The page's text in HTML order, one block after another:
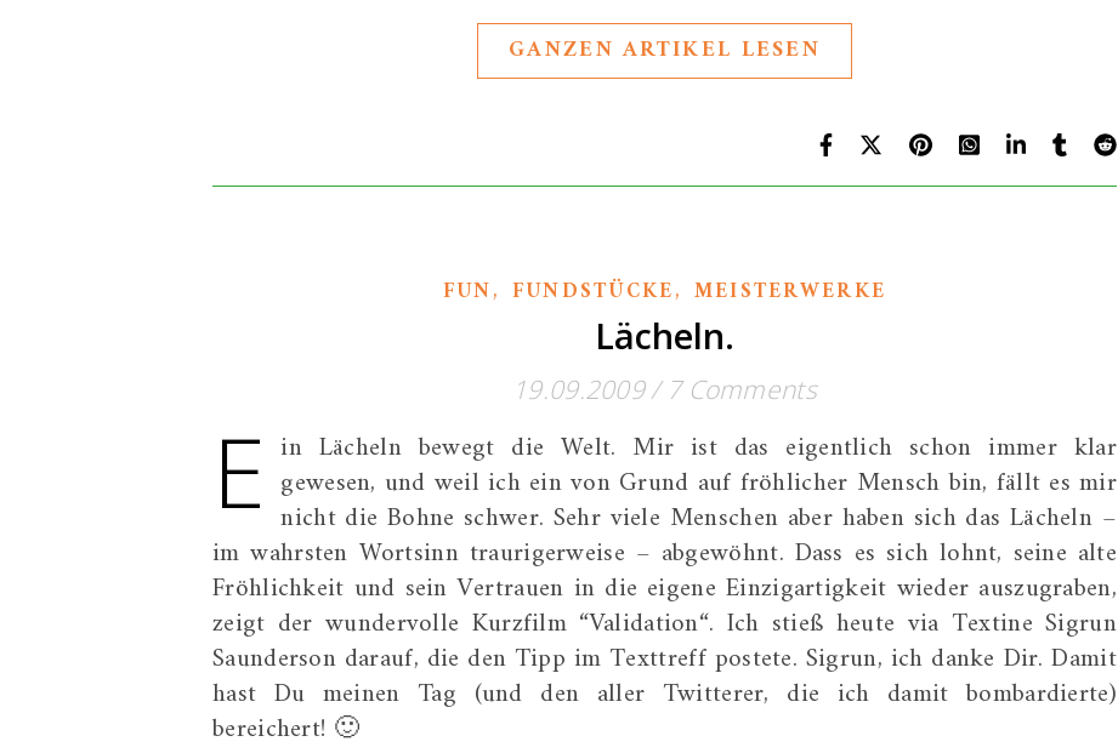
GANZEN ARTIKEL LESEN
FUN, FUNDSTÜCKE, MEISTERWERKE
Lächeln.
19.09.2009/ 7 Comments
E in Lächeln bewegt die Welt. Mir ist das eigentlich schon immer klar
gewesen, und weil ich ein von Grund auf fröhlicher Mensch bin, fällt es mir
nicht die Bohne schwer. Sehr viele Menschen aber haben sich das Lächeln –
im wahrsten Wortsinn traurigerweise – abgewöhnt. Dass es sich lohnt, seine alte
Fröhlichkeit und sein Vertrauen in die eigene Einzigartigkeit wieder auszugraben,
zeigt der wundervolle Kurzfilm “Validation“. Ich stieß heute via Textine Sigrun
Saunderson darauf, die den Tipp im Texttreff postete. Sigrun, ich danke Dir. Damit
hast Du meinen Tag (und den aller Twitterer, die ich damit bombardierte)
bereichert! 🙂